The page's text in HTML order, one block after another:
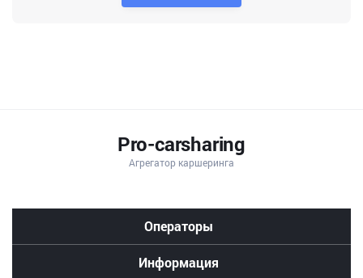
Pro-carsharing
Агрегатор каршеринга
стоимость
Операторы
Информация